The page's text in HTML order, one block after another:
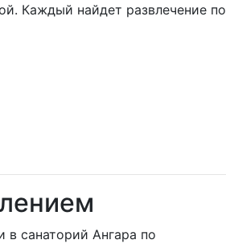
Каждый найдет развлечение по
в санаторий Ангара по